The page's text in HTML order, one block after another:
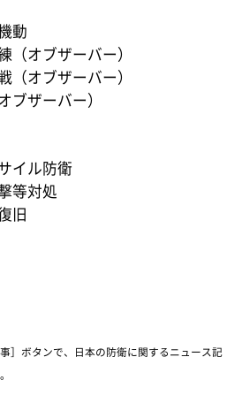
動
オブザーバー）
オブザーバー）
ザーバー）
ル防衛
対処
旧
］ボタンで、日本の防衛に関するニュース記